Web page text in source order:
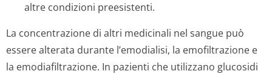
altre condizioni preesistenti.
La concentrazione di altri medicinali nel sangue può
essere alterata durante l’emodialisi, la emofiltrazione e
la emodiafiltrazione. In pazienti che utilizzano glucosidi